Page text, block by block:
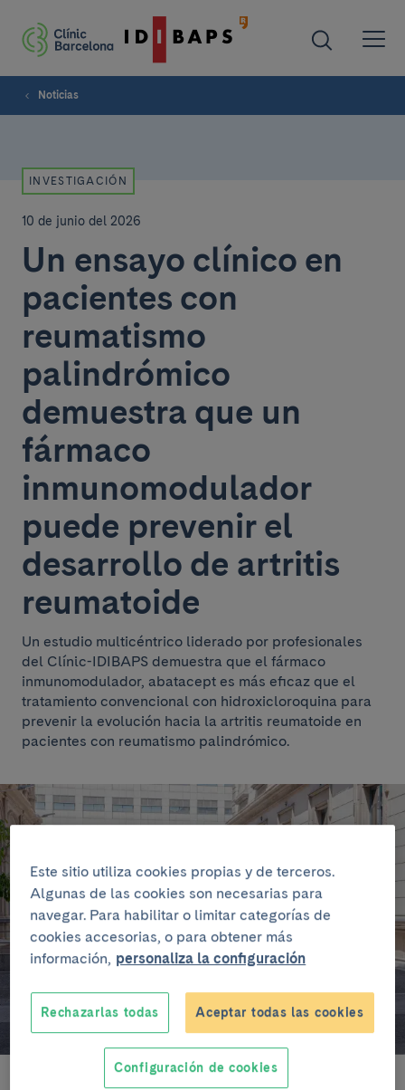
Noticias
INVESTIGACIÓN
10 de junio del 2026
Un ensayo clínico en
pacientes con
reumatismo
palindrómico
demuestra que un
fármaco
inmunomodulador
puede prevenir el
desarrollo de artritis
reumatoide
Un estudio multicéntrico liderado por profesionales
del Clínic-IDIBAPS demuestra que el fármaco
inmunomodulador, abatacept es más eficaz que el
tratamiento convencional con hidroxicloroquina para
prevenir la evolución hacia la artritis reumatoide en
pacientes con reumatismo palindrómico.
Este sitio utiliza cookies propias y de terceros.
Algunas de las cookies son necesarias para
navegar. Para habilitar o limitar categorías de
cookies accesorias, o para obtener más
información, personaliza la configuración
Rechazarlas todas Aceptar todas las cookies
Configuración de cookies